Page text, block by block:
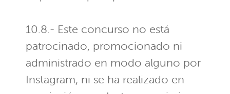
10.8.- Este concurso no está
patrocinado, promocionado ni
administrado en modo alguno por
Instagram, ni se ha realizado en